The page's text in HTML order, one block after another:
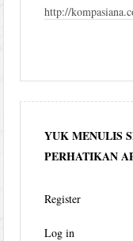
http://
YUK MENULIS
PERHATIKAN
Register
Log in